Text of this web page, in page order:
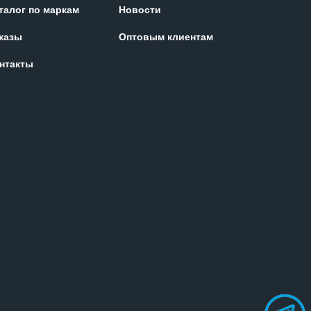
по маркам
Новости
Оптовым клиентам